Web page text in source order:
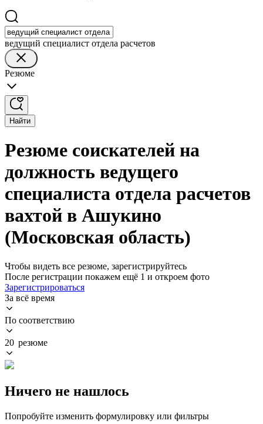
ведущий специалист отдела расчетов
Резюме
Найти
Резюме соискателей на
должность ведущего
специалиста отдела расчетов
вахтой в Ашукино
(Московская область)
Чтобы видеть все резюме, зарегистрируйтесь
После регистрации покажем ещё 1 и откроем фото
Зарегистрироваться
За всё время
По соответствию
20 резюме
Ничего не нашлось
Попробуйте изменить формулировку или фильтры